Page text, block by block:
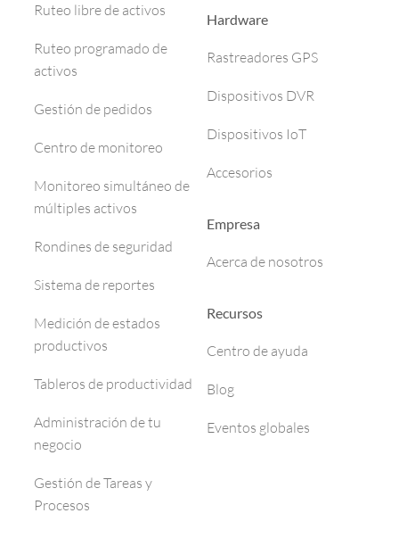
Ruteo libre de activos
Ruteo programado de
activos
Gestión de pedidos
Centro de monitoreo
Monitoreo simultáneo de
múltiples activos
Rondines de seguridad
Sistema de reportes
Medición de estados
productivos
Tableros de productividad
Administración de tu
negocio
Gestión de Tareas y
Procesos
Hardware
Rastreadores GPS
Dispositivos DVR
Dispositivos IoT
Accesorios
Empresa
Acerca de nosotros
Recursos
Centro de ayuda
Blog
Eventos globales